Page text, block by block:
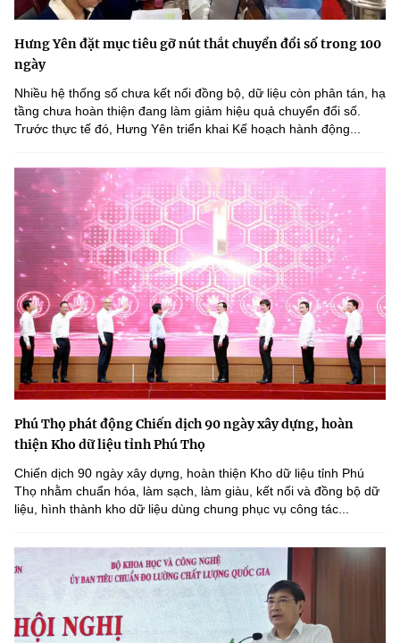
Hưng Yên đặt mục tiêu gỡ nút thắt chuyển đổi số trong 100
ngày
Nhiều hệ thống số chưa kết nối đồng bộ, dữ liệu còn phân tán, hạ
tầng chưa hoàn thiện đang làm giảm hiệu quả chuyển đổi số.
Trước thực tế đó, Hưng Yên triển khai Kế hoạch hành động...
Phú Thọ phát động Chiến dịch 90 ngày xây dựng, hoàn
thiện Kho dữ liệu tỉnh Phú Thọ
Chiến dịch 90 ngày xây dựng, hoàn thiện Kho dữ liệu tỉnh Phú
Thọ nhằm chuẩn hóa, làm sạch, làm giàu, kết nối và đồng bộ dữ
liệu, hình thành kho dữ liệu dùng chung phục vụ công tác...